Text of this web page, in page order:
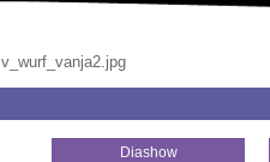
v_wurf_vanja2.jpg
Diashow